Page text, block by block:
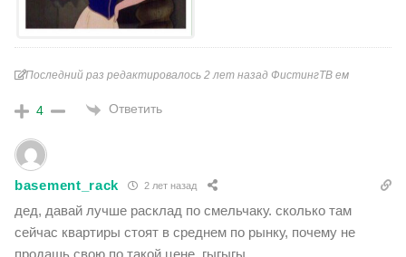
Последний раз редактировалось 2 лет назад ФистингТВ ем
4 Ответить
basement_rack 2 лет назад
дед, давай лучше расклад по смельчаку. сколько там
сейчас квартиры стоят в среднем по рынку, почему не
продашь свою по такой цене. гыгыгы